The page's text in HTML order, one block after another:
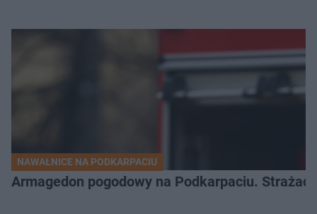
NAWAŁNICE NA PODKARPACIU
Armagedon pogodowy na Podkarpaciu.